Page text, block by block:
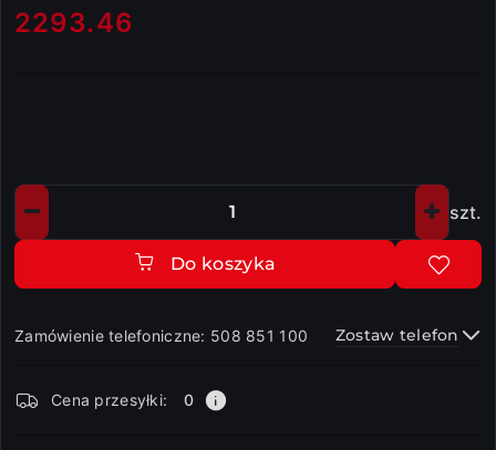
Cena:
2293.46
Ilość szt.
Do koszyka
Zamówienie telefoniczne: 508 851 100 Zostaw telefon
i
Cena przesyłki: 0